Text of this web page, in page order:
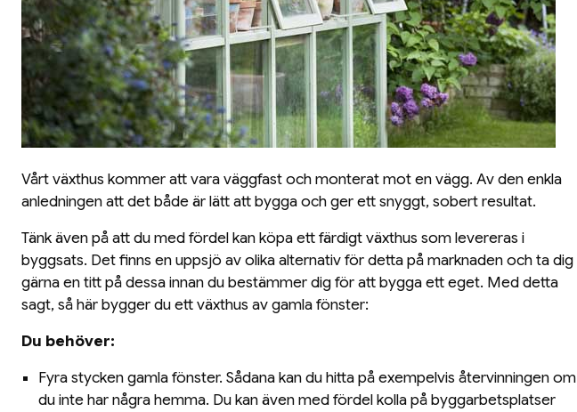
Vårt växthus kommer att vara väggfast och monterat mot en vägg. Av den enkla
anledningen att det både är lätt att bygga och ger ett snyggt, sobert resultat.
Tänk även på att du med fördel kan köpa ett färdigt växthus som levereras i
byggsats. Det finns en uppsjö av olika alternativ för detta på marknaden och ta dig
gärna en titt på dessa innan du bestämmer dig för att bygga ett eget. Med detta
sagt, så här bygger du ett växthus av gamla fönster:
Du behöver:
Fyra stycken gamla fönster. Sådana kan du hitta på exempelvis återvinningen om
du inte har några hemma. Du kan även med fördel kolla på byggarbetsplatser